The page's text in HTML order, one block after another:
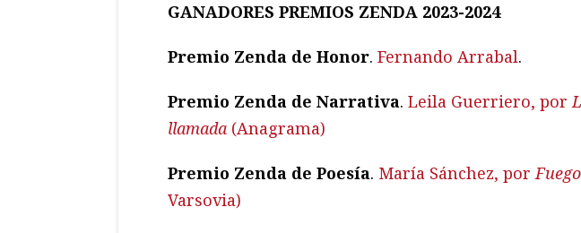
GANADORES PREMIOS ZENDA 2023-2024
Premio Zenda de Honor. Fernando Arrabal.
Premio Zenda de Narrativa. Leila Guerriero, por
llamada (Anagrama)
Premio Zenda de Poesía. María Sánchez, por
Varsovia)